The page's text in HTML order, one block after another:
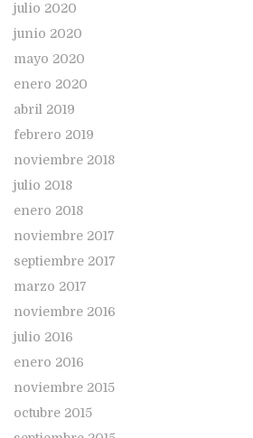
julio 2020
junio 2020
mayo 2020
enero 2020
abril 2019
febrero 2019
noviembre 2018
julio 2018
enero 2018
noviembre 2017
septiembre 2017
marzo 2017
noviembre 2016
julio 2016
enero 2016
noviembre 2015
octubre 2015